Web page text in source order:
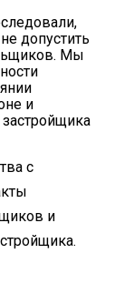
допустить
Мы
и
с
и